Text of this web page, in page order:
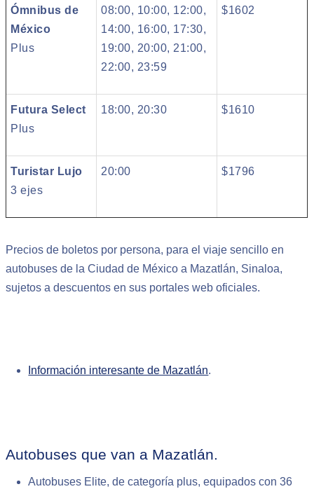
Ómnibus de
México
Plus
08:00, 10:00, 12:00,
14:00, 16:00, 17:30,
19:00, 20:00, 21:00,
22:00, 23:59
$1602
Futura Select
Plus
18:00, 20:30 $1610
Turistar Lujo
3 ejes
20:00 $1796
Precios de boletos por persona, para el viaje sencillo en
autobuses de la Ciudad de México a Mazatlán, Sinaloa,
sujetos a descuentos en sus portales web oficiales.
Información interesante de Mazatlán.
Autobuses que van a Mazatlán.
Autobuses Elite, de categoría plus, equipados con 36